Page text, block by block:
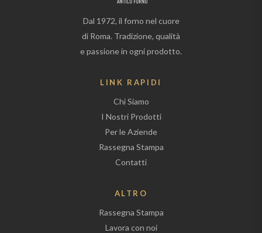
Dal 1972, il forno nel cuore
di Roma. Tradizione, qualità
e passione in ogni prodotto.
LINK RAPIDI
Chi Siamo
I Nostri Prodotti
Per le Aziende
Rassegna Stampa
Contatti
ALTRO
Rassegna Stampa
Lavora con noi